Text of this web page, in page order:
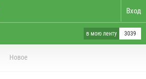
Вход
в мою ленту 3039
Новое